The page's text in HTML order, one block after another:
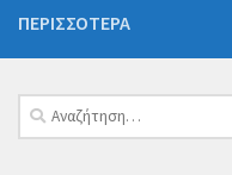
ΠΕΡΙΣΣΌΤΕΡΑ
Αναζήτηση
για: